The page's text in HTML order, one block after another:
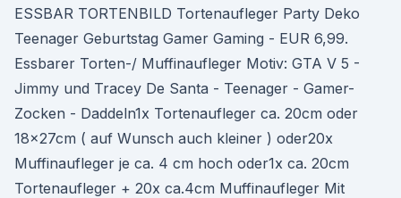
ESSBAR TORTENBILD Tortenaufleger Party Deko
Teenager Geburtstag Gamer Gaming - EUR 6,99.
Essbarer Torten-/ Muffinaufleger Motiv: GTA V 5 -
Jimmy und Tracey De Santa - Teenager - Gamer-
Zocken - Daddeln1x Tortenaufleger ca. 20cm oder
18x27cm ( auf Wunsch auch kleiner ) oder20x
Muffinaufleger je ca. 4 cm hoch oder1x ca. 20cm
Tortenaufleger + 20x ca.4cm Muffinaufleger Mit